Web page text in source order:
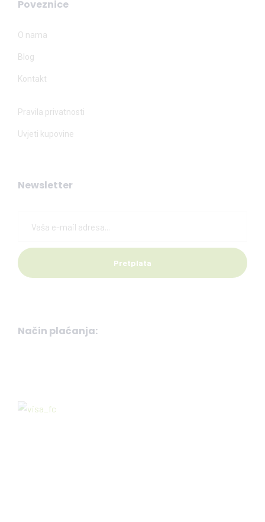
Poveznice
O nama
Blog
Kontakt
Pravila privatnosti
Uvjeti kupovine
Newsletter
Način plaćanja: